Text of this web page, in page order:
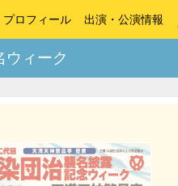
プロフィール 出演・公演情報
ウィーク